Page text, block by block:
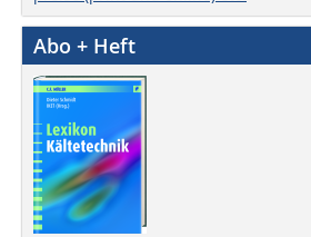
Abo + Heft